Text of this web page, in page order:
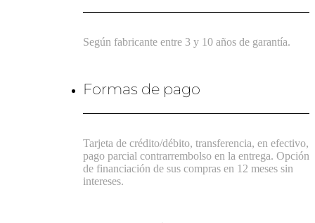
Según fabricante entre 3 y 10 años de garantía.
Formas de pago
Tarjeta de crédito/débito, transferencia, en efectivo,
pago parcial contrarrembolso en la entrega. Opción
de financiación de sus compras en 12 meses sin
intereses.